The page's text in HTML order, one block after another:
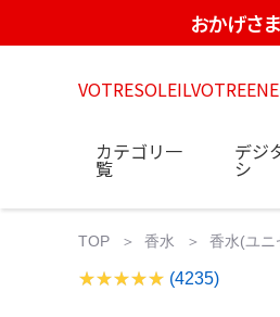
おかげさ
カテゴリ一
覧
デジ
シ
TOP 香水 香水(ユニ
(4235)